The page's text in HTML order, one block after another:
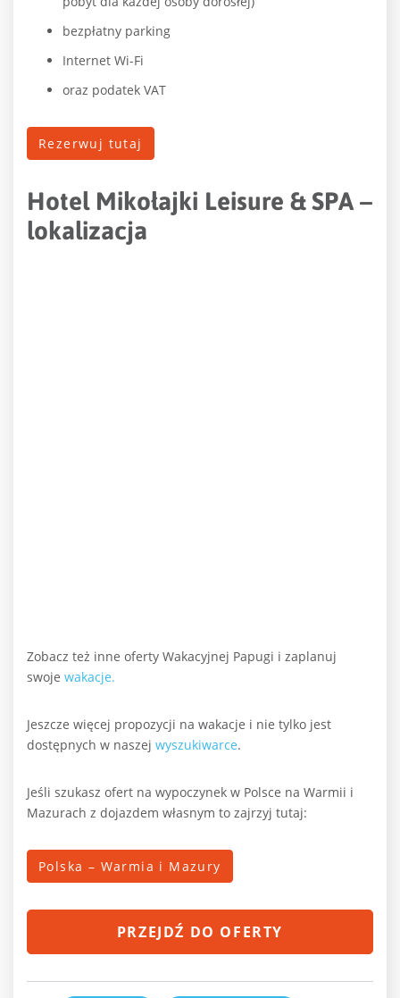
bezpłatny parking
Internet Wi-Fi
oraz podatek VAT
Rezerwuj tutaj
Hotel Mikołajki Leisure & SPA –
lokalizacja
Zobacz też inne oferty Wakacyjnej Papugi i zaplanuj
swoje wakacje.
Jeszcze więcej propozycji na wakacje i nie tylko jest
dostępnych w naszej wyszukiwarce.
Jeśli szukasz ofert na wypoczynek w Polsce na Warmii i
Mazurach z dojazdem własnym to zajrzyj tutaj:
Polska – Warmia i Mazury
PRZEJDŹ DO OFERTY